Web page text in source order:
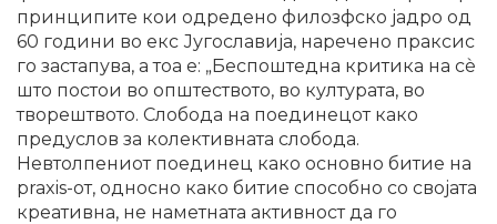
принципите кои одредено филозфско јадро од
60 години во екс Југославија, наречено праксис
го застапува, а тоа е: „Беспоштедна критика на сѐ
што постои во општеството, во културата, во
творештвото. Слобода на поединецот како
предуслов за колективната слобода.
Невтолпениот поединец како основно битие на
praxis-от, односно како битие способно со својата
креативна, не наметната активност да го